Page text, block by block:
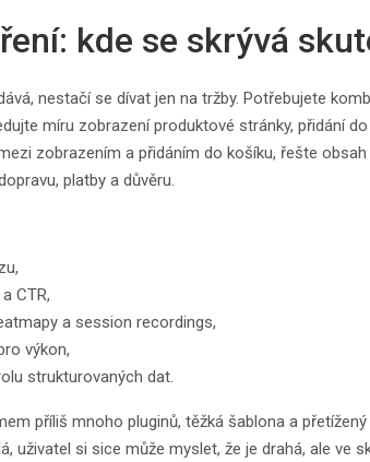
kde se skrývá
nestačí se dívat jen na tržby. Potřebujete
míru zobrazení produktové stránky, přidání
zobrazením a přidáním do košíku, řešte obsah
platby a důvěru.
CTR,
a session recordings,
výkon,
strukturovaných dat.
příliš mnoho pluginů, těžká šablona a
uživatel si sice může myslet, že je drahá, ale ve